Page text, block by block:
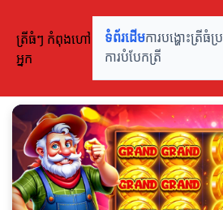
ត្រីធំៗ កំពុងហៅ
អ្នក
ទំព័រដើមការបង្ហោះត្រីធំប្
ការបំបែកត្រី